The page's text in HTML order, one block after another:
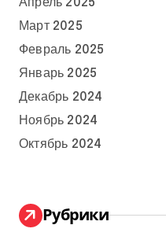
Апрель 2025
Март 2025
Февраль 2025
Январь 2025
Декабрь 2024
Ноябрь 2024
Октябрь 2024
Рубрики